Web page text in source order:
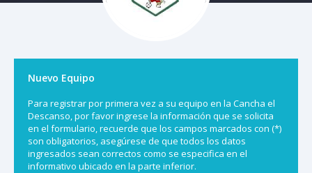
Nuevo Equipo
Para registrar por primera vez a su equipo en la Cancha el
Descanso, por favor ingrese la información que se solicita
en el formulario, recuerde que los campos marcados con (*)
son obligatorios, asegúrese de que todos los datos
ingresados sean correctos como se especifica en el
informativo ubicado en la parte inferior.